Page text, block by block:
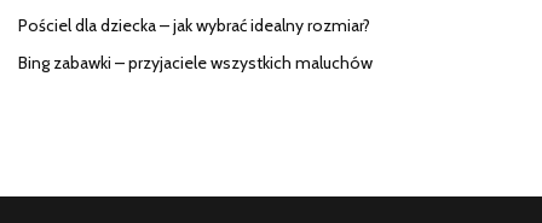
Pościel dla dziecka – jak wybrać idealny rozmiar?
Bing zabawki – przyjaciele wszystkich maluchów